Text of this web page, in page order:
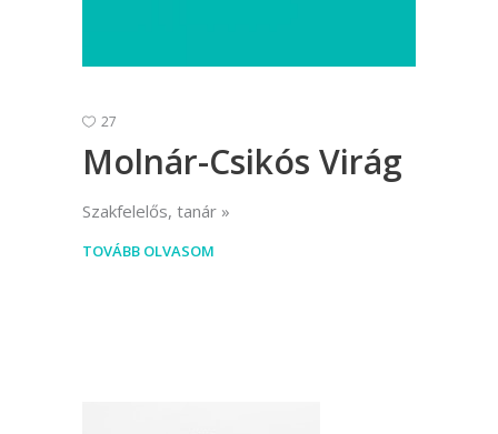
27
Molnár-Csikós Virág
Szakfelelős, tanár
TOVÁBB OLVASOM